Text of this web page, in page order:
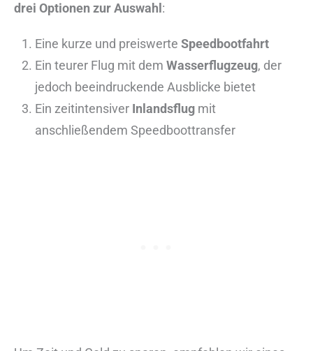
drei Optionen zur Auswahl :
Eine kurze und preiswerte Speedbootfahrt
Ein teurer Flug mit dem Wasserflugzeug, der
jedoch beeindruckende Ausblicke bietet
Ein zeitintensiver Inlandsflug mit
anschließendem Speedboottransfer